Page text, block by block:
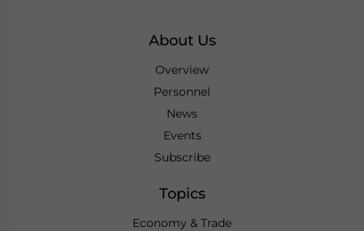
About Us
Overview
Personnel
News
Events
Subscribe
Topics
Economy & Trade